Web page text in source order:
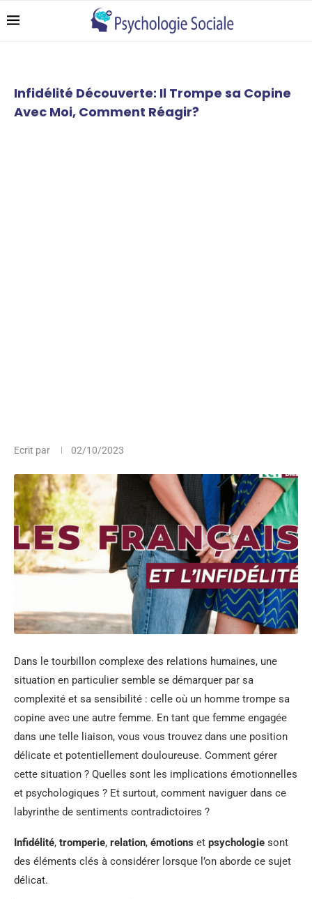
Infidélité Découverte: Il Trompe sa Copine
Avec Moi, Comment Réagir?
Ecrit par 02/10/2023
Dans le tourbillon complexe des relations humaines, une
situation en particulier semble se démarquer par sa
complexité et sa sensibilité : celle où un homme trompe sa
copine avec une autre femme. En tant que femme engagée
dans une telle liaison, vous vous trouvez dans une position
délicate et potentiellement douloureuse. Comment gérer
cette situation ? Quelles sont les implications émotionnelles
et psychologiques ? Et surtout, comment naviguer dans ce
labyrinthe de sentiments contradictoires ?
Infidélité, tromperie, relation, émotions et psychologie sont
des éléments clés à considérer lorsque l’on aborde ce sujet
délicat.